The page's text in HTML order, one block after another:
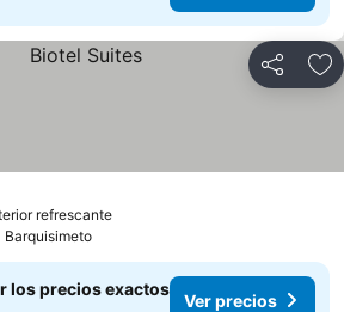
Compartir
refrescanteVer precios
Barquisimeto
los precios exactos
Ver precios